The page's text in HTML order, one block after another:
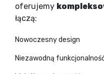
oferujemy
łączą:
Nowoczesny design
Niezawodną